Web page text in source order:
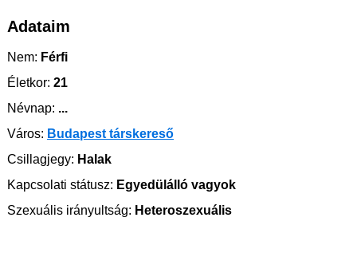
Adataim
Nem: Férfi
Életkor: 21
Névnap: ...
Város: Budapest társkereső
Csillagjegy: Halak
Kapcsolati státusz: Egyedülálló vagyok
Szexuális irányultság: Heteroszexuális